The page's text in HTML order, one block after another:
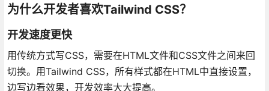
为什么开发者喜欢Tailwind CSS？
开发速度更快
用传统方式写CSS，需要在HTML文件和CSS文件之间来回
切换。用Tailwind CSS，所有样式都在HTML中直接设置，
边写边看效果，开发效率大大提高。